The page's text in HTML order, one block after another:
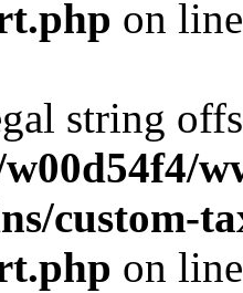
on
string
custom-
on